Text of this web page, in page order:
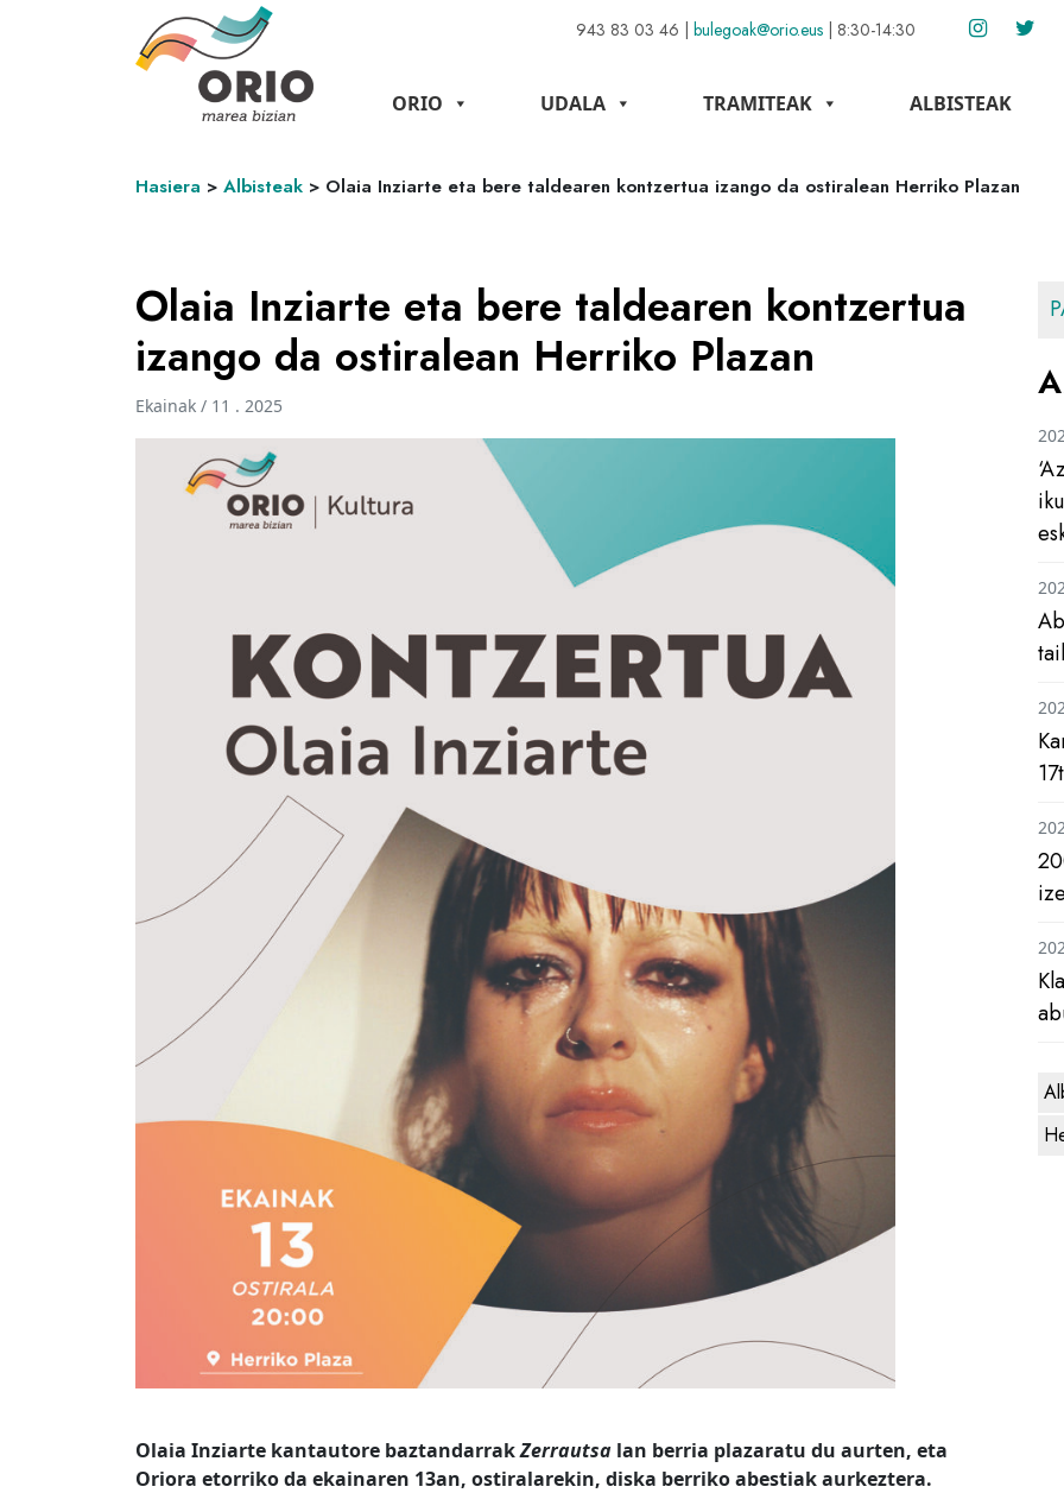
943 83 03 46 | bulegoak@orio.eus | 8:30-14:30
ORIO UDALA TRAMITEAK ALBISTEAK
Hasiera > Albisteak > Olaia Inziarte eta bere taldearen kontzertua izango da ostiralean Herriko Plazan
Olaia Inziarte eta bere taldearen kontzertua
izango da ostiralean Herriko Plazan
Ekainak / 11 . 2025
Olaia Inziarte kantautore baztandarrakZerrautsa lan berria plazaratu du aurten, eta
Oriora etorriko da ekainaren 13an, ostiralarekin, diska berriko abestiak aurkeztera.